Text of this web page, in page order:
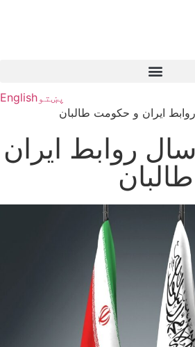
پښتوEnglish
ارزیابی 3 سال روابط ایران